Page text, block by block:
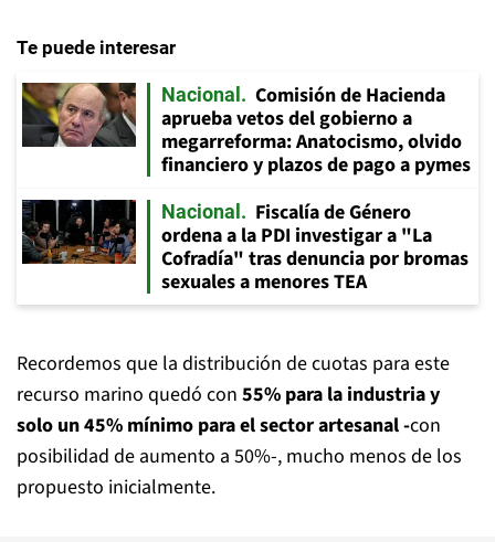
Te puede interesar
Nacional
Comisión de Hacienda
aprueba vetos del gobierno a
megarreforma: Anatocismo, olvido
financiero y plazos de pago a pymes
Nacional
Fiscalía de Género
ordena a la PDI investigar a "La
Cofradía" tras denuncia por bromas
sexuales a menores TEA
Recordemos que la distribución de cuotas para este
recurso marino quedó con 55% para la industria y
solo un 45% mínimo para el sector artesanal -con
posibilidad de aumento a 50%-, mucho menos de los
propuesto inicialmente.